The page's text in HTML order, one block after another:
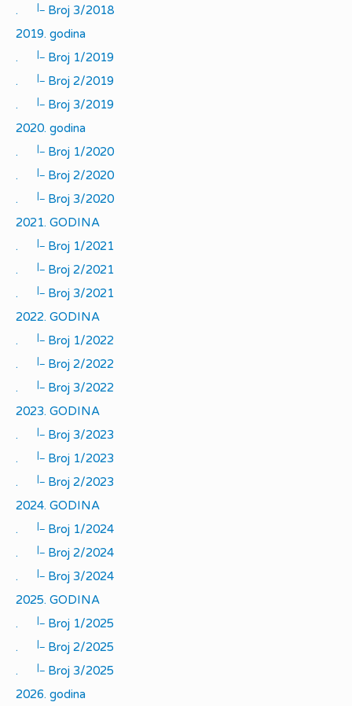
.
|_
Broj 3/2018
2019. godina
.
|_
Broj 1/2019
.
|_
Broj 2/2019
.
|_
Broj 3/2019
2020. godina
.
|_
Broj 1/2020
.
|_
Broj 2/2020
.
|_
Broj 3/2020
2021. GODINA
.
|_
Broj 1/2021
.
|_
Broj 2/2021
.
|_
Broj 3/2021
2022. GODINA
.
|_
Broj 1/2022
.
|_
Broj 2/2022
.
|_
Broj 3/2022
2023. GODINA
.
|_
Broj 3/2023
.
|_
Broj 1/2023
.
|_
Broj 2/2023
2024. GODINA
.
|_
Broj 1/2024
.
|_
Broj 2/2024
.
|_
Broj 3/2024
2025. GODINA
.
|_
Broj 1/2025
.
|_
Broj 2/2025
.
|_
Broj 3/2025
2026. godina